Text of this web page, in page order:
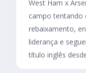
West Ham x
campo tentando
rebaixamento,
liderança e
título inglês